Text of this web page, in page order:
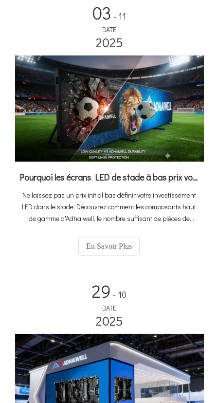
03 - 11
DATE
2025
Pourquoi les écrans LED de stade à bas prix vous coûtent plus cher : l'avantage de valeur Adhaiwell
Ne laissez pas un prix initial bas définir votre investissement
LED dans le stade. Découvrez comment les composants haut
de gamme d'Adhaiwell, le nombre suffisant de pièces de
garantissent une fiabilité maximale et des temps d'arrêt
minimes, garantissant ainsi des revenus continus aux
En Savoir Plus
29 - 10
DATE
2025